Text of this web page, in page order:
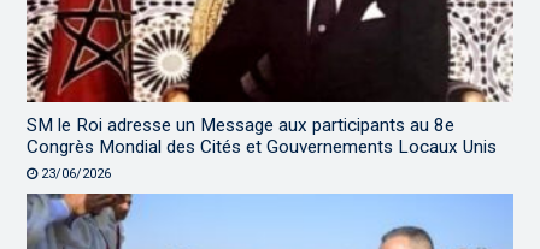
SM le Roi adresse un Message aux participants au 8e
Congrès Mondial des Cités et Gouvernements Locaux Unis
23/06/2026